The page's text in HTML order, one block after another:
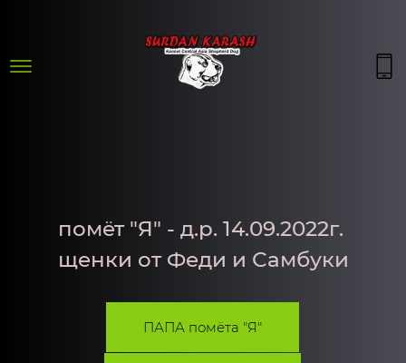
помёт "Я" - д.р. 14.09.2022г.
щенки от Феди и Самбуки
ПАПА помёта "Я"